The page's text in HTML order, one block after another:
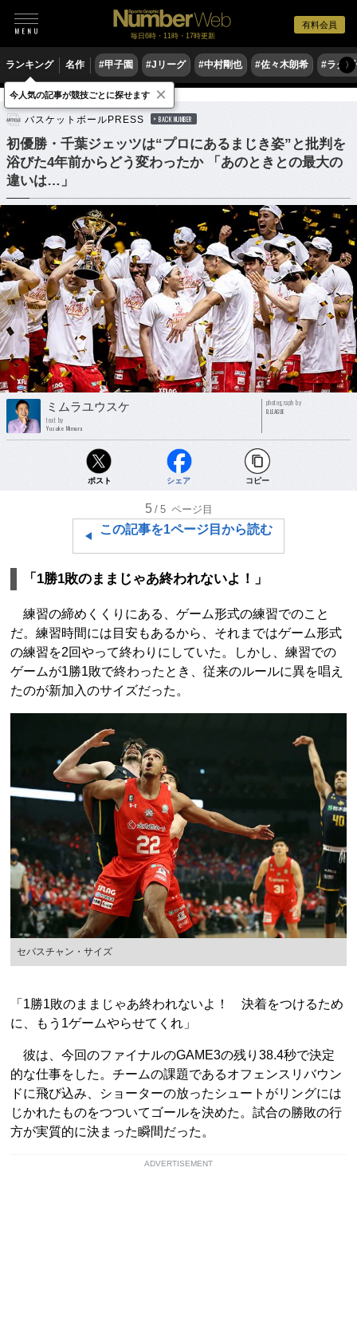
有料会員
毎日6時・11時・17時更新
ランキング 名作 #甲子園 #Jリーグ #中村剛也 #佐々木朗希 #ラグ〉
バスケットボール Bリーグ
バスケットボールPRESS BACK NUMBER
初優勝・千葉ジェッツは“プロにあるまじき姿”と批判を
浴びた4年前からどう変わったか 「あのときとの最大の
違いは…」
ミムラユウスケ
text by
Yusuke Mimura
photograph by
B.LEAGUE
ポスト シェア コピー
5 /5 ページ目
この記事を1ページ目から読む
「1勝1敗のままじゃあ終われないよ！」
練習の締めくくりにある、ゲーム形式の練習でのこと
だ。練習時間には目安もあるから、それまではゲーム形式
の練習を2回やって終わりにしていた。しかし、練習での
ゲームが1勝1敗で終わったとき、従来のルールに異を唱え
たのが新加入のサイズだった。
セバスチャン・サイズ
「1勝1敗のままじゃあ終われないよ！ 決着をつけるため
に、もう1ゲームやらせてくれ」
彼は、今回のファイナルのGAME3の残り38.4秒で決定
的な仕事をした。チームの課題であるオフェンスリバウン
ドに飛び込み、ショーターの放ったシュートがリングには
じかれたものをつついてゴールを決めた。試合の勝敗の行
方が実質的に決まった瞬間だった。
ADVERTISEMENT
今人気の記事が競技ごとに探せます ×